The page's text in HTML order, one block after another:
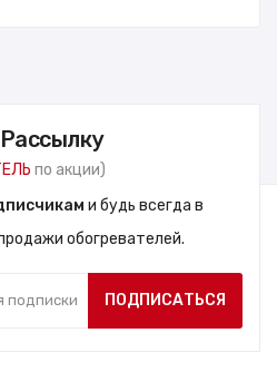
по акции)
и будь всегда в
обогревателей.
ПОДПИСАТЬСЯ